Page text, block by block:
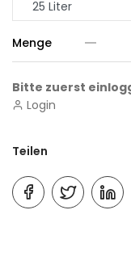
Menge
Bitte zuerst
Login
Teilen